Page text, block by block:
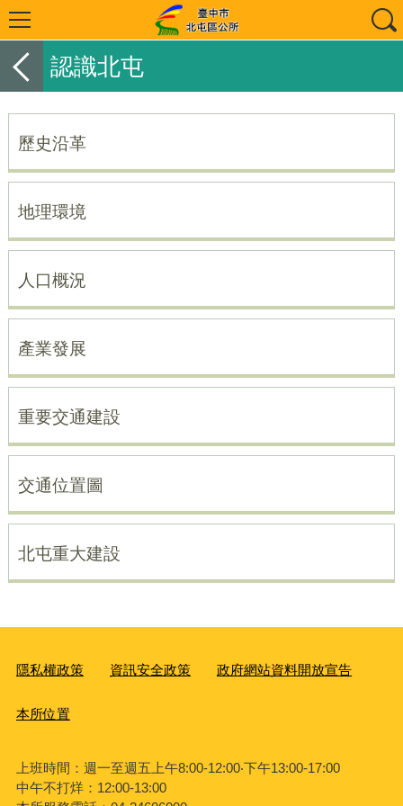
認識北屯
歷史沿革
地理環境
人口概況
產業發展
重要交通建設
交通位置圖
北屯重大建設
隱私權政策 資訊安全政策 政府網站資料開放宣告
本所位置
上班時間：週一至週五上午8:00-12:00‧下午13:00-17:00
中午不打烊：12:00-13:00